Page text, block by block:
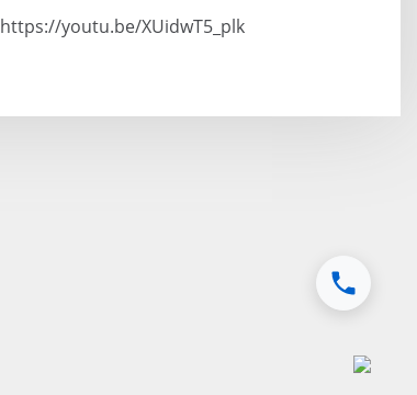
https://youtu.be/XUidwT5_plk